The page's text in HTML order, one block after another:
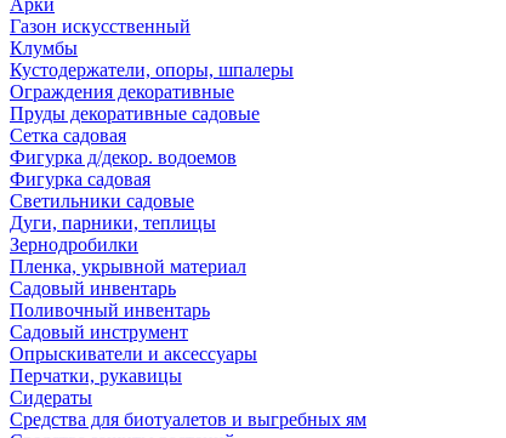
Арки
Газон искусственный
Клумбы
Кустодержатели, опоры, шпалеры
Ограждения декоративные
Пруды декоративные садовые
Сетка садовая
Фигурка д/декор. водоемов
Фигурка садовая
Светильники садовые
Дуги, парники, теплицы
Зернодробилки
Пленка, укрывной материал
Садовый инвентарь
Поливочный инвентарь
Садовый инструмент
Опрыскиватели и аксессуары
Перчатки, рукавицы
Сидераты
Средства для биотуалетов и выгребных ям